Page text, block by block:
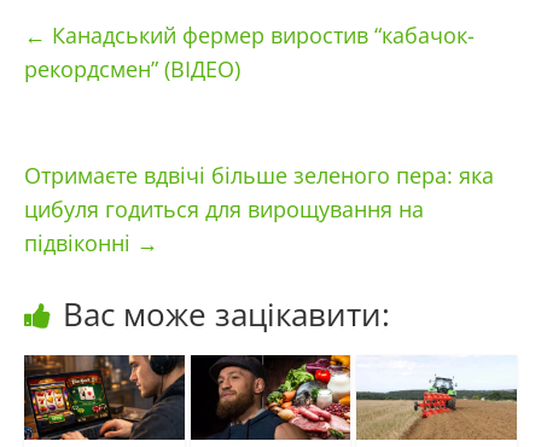
← Канадський фермер виростив “кабачок-
рекордсмен” (ВІДЕО)
Отримаєте вдвічі більше зеленого пера: яка
цибуля годиться для вирощування на
підвіконні →
Вас може зацікавити: